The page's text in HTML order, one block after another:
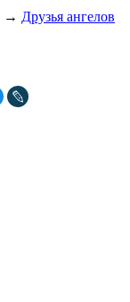
→ Друзья ангелов